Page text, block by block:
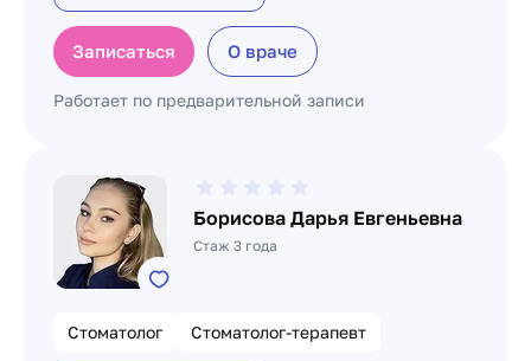
Записаться О враче
Работает по предварительной записи
Борисова Дарья Евгеньевна
Стаж 3 года
Стоматолог Стоматолог-терапевт